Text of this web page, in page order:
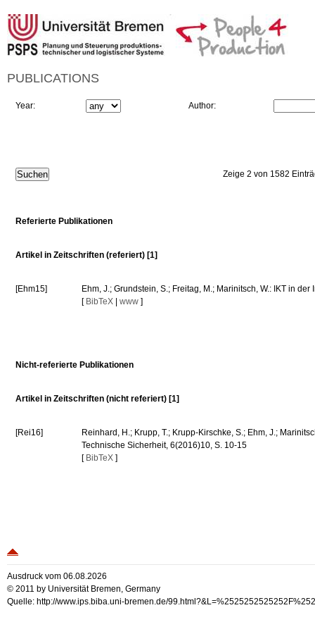
PUBLICATIONS
Year: Author:
Zeige 2 von 1582
Referierte Publikationen
Artikel in Zeitschriften (referiert) [1]
[Ehm15]
Ehm, J.; Grundstein, S.; Freitag, M.; Marinitsch, W.: IKT in
[ BibTeX| www ]
Nicht-referierte Publikationen
Artikel in Zeitschriften (nicht referiert) [1]
[Rei16]
Reinhard, H.; Krupp, T.; Krupp-Kirschke, S.; Ehm, J.;
Technische Sicherheit, 6(2016)10, S. 10-15
[ BibTeX ]
Ausdruck vom 06.08.2026
© 2011 by Universität Bremen, Germany
Quelle: http://www.ips.biba.uni-bremen.de/